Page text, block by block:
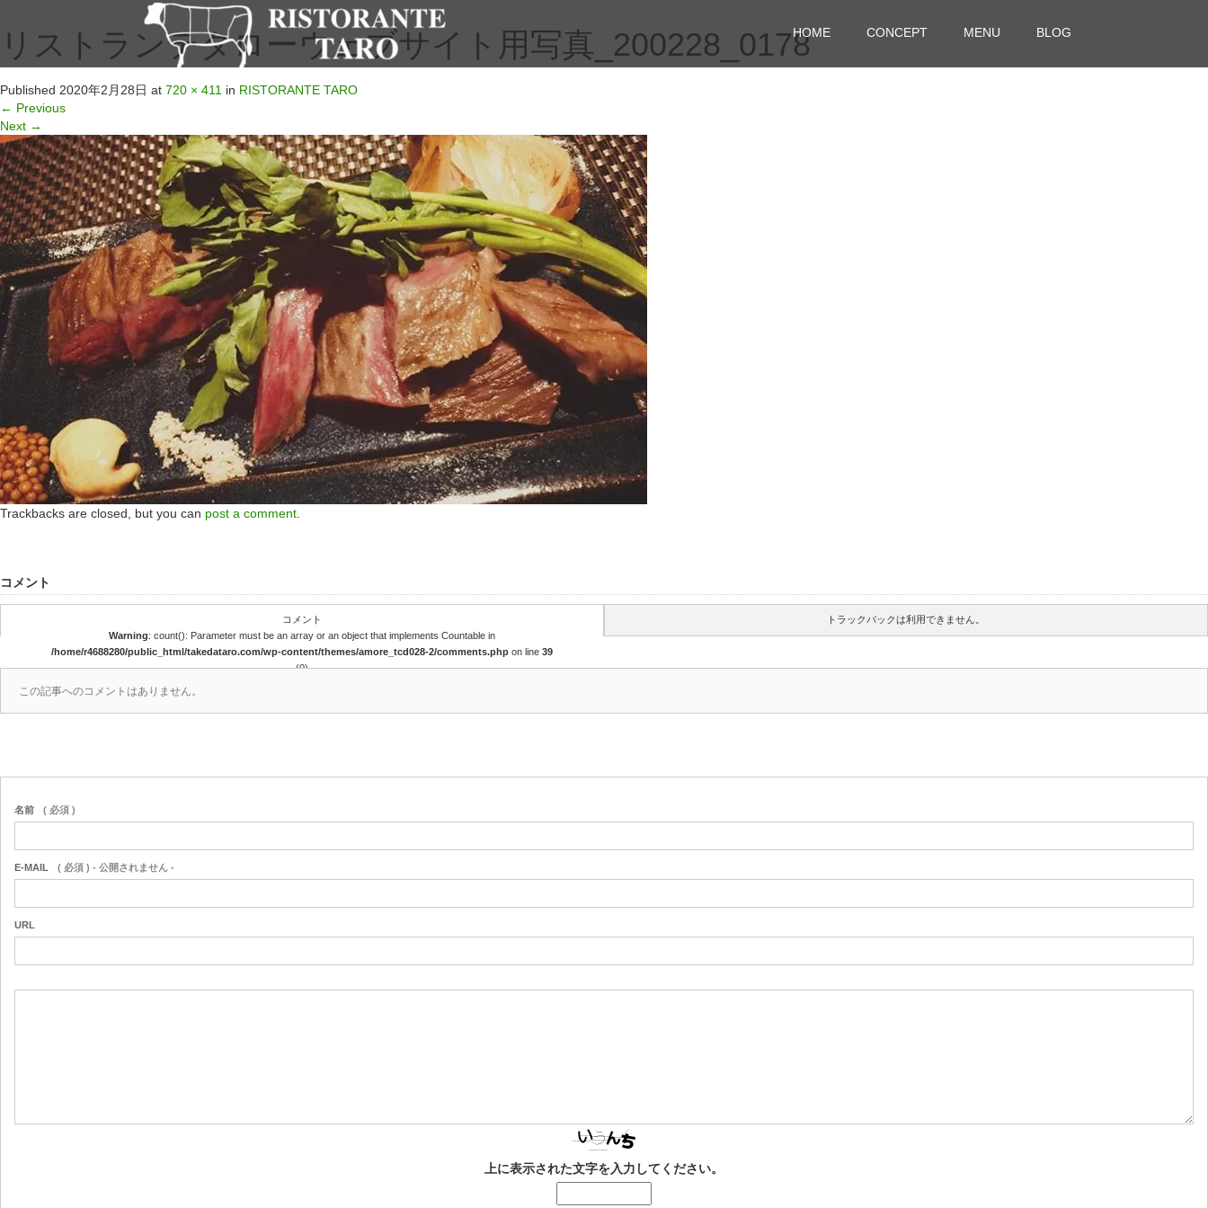
HOME CONCEPT MENU BLOG
リストランテタローウェブサイト用写真_200228_0178
Published 2020年2月28日 at 720 × 411 in RISTORANTE TARO
← Previous
Next →
Trackbacks are closed, but you can post a comment
コメント
コメント
Warning: count(): Parameter must be an array or an object that implements Countable in
/home/r4688280/public_html/takedataro.com/wp-content/themes/amore_tcd028-2/comments.php on line 39
(0)
トラックバックは利用できません。
この記事へのコメントはありません。
名前 ( 必須 )
E-MAIL ( 必須 ) - 公開されません -
URL
上に表示された文字を入力してください。